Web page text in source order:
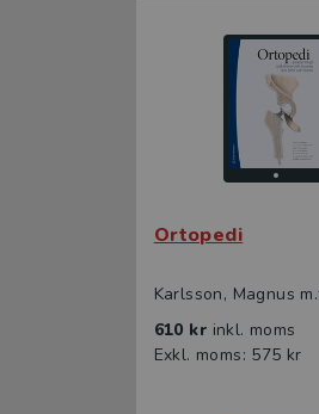
Ortopedi
Karlsson, Magnus
610 kr inkl. moms
Exkl. moms: 575 kr